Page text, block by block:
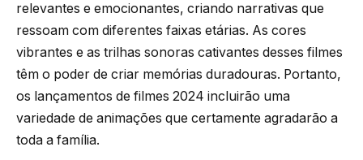
relevantes e emocionantes, criando narrativas que
ressoam com diferentes faixas etárias. As cores
vibrantes e as trilhas sonoras cativantes desses filmes
têm o poder de criar memórias duradouras. Portanto,
os lançamentos de filmes 2024 incluirão uma
variedade de animações que certamente agradarão a
toda a família.